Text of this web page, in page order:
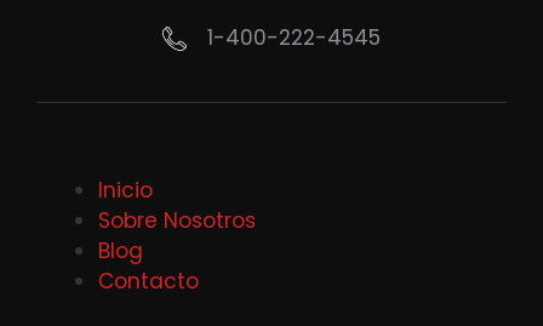
1-400-222-4545
Inicio
Sobre Nosotros
Blog
Contacto